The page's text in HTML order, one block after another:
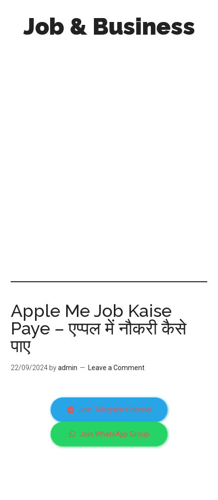
Job & Business
Apple Me Job Kaise
Paye – एप्पल में नौकरी कैसे
पाए
22/09/2024 byadmin Leave a Comment
Join Telegram Channel
Join WhatsApp Group